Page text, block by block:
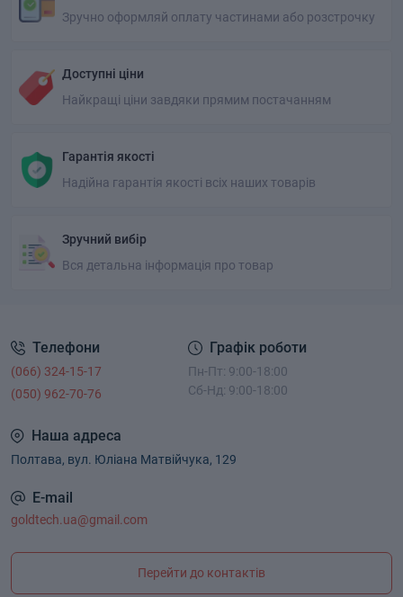
Зручно оформляй оплату частинами або розстрочку
Доступні ціни
Найкращі ціни завдяки прямим постачанням
Гарантія якості
Надійна гарантія якості всіх наших товарів
Зручний вибір
Вся детальна інформація про товар
Телефони
(066) 324-15-17
(050) 962-70-76
Графік роботи
Пн-Пт: 9:00-18:00
Сб-Нд: 9:00-18:00
Наша адреса
Полтава, вул. Юліана Матвійчука, 129
E-mail
goldtech.ua@gmail.com
Перейти до контактів